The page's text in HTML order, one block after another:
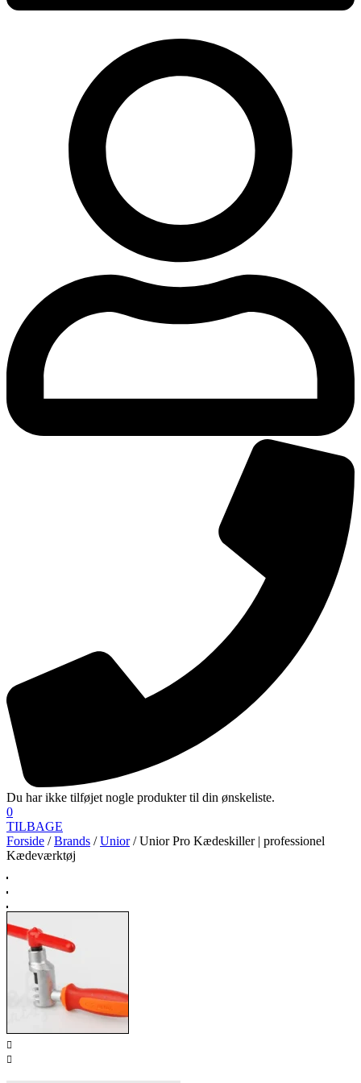
Du har ikke tilføjet nogle produkter til din ønskeliste.
0
TILBAGE
Forside /Brands /Unior/ Unior Pro Kædeskiller | professionel
Kædeværktøj